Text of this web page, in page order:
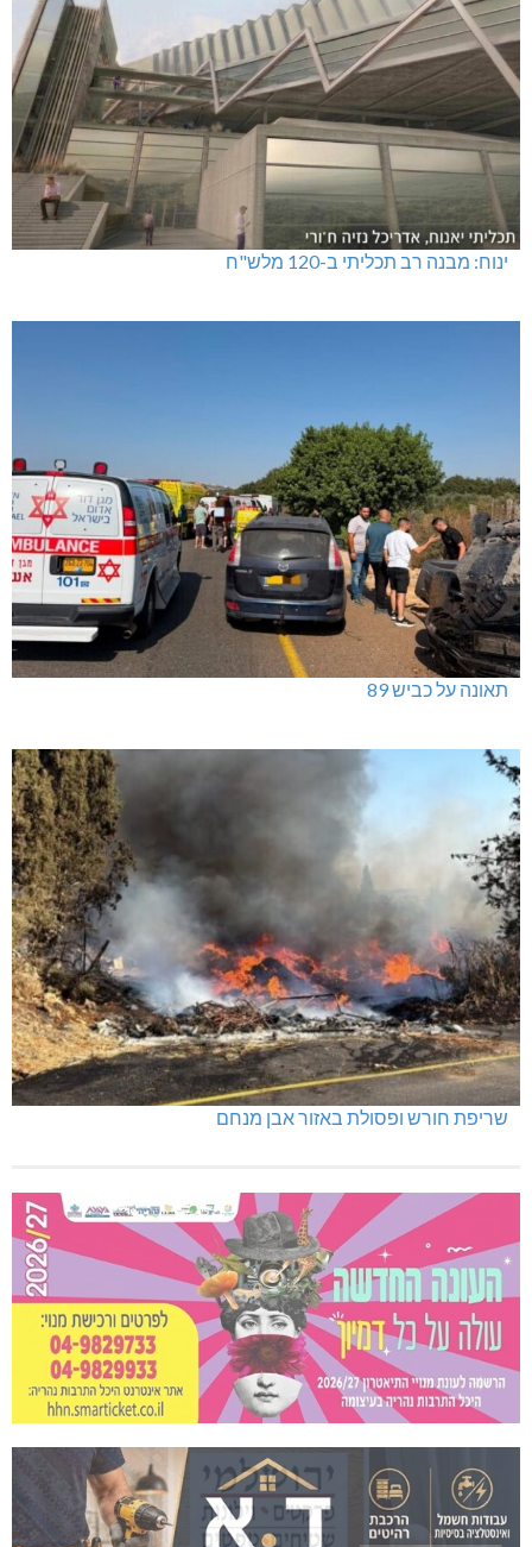
טרנספורמטור קפוט
ינוח: מבנה רב תכליתי ב-120 מלש"ח
תאונה על כביש 89
שריפת חורש ופסולת באזור אבן מנחם